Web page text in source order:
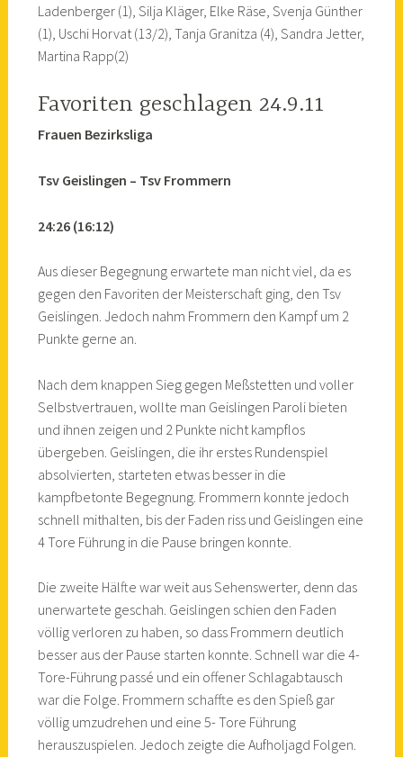
Ladenberger (1), Silja Kläger, Elke Räse, Svenja Günther
(1), Uschi Horvat (13/2), Tanja Granitza (4), Sandra Jetter,
Martina Rapp(2)
Favoriten geschlagen 24.9.11
Frauen Bezirksliga
Tsv Geislingen – Tsv Frommern
24:26 (16:12)
Aus dieser Begegnung erwartete man nicht viel, da es
gegen den Favoriten der Meisterschaft ging, den Tsv
Geislingen. Jedoch nahm Frommern den Kampf um 2
Punkte gerne an.
Nach dem knappen Sieg gegen Meßstetten und voller
Selbstvertrauen, wollte man Geislingen Paroli bieten
und ihnen zeigen und 2 Punkte nicht kampflos
übergeben. Geislingen, die ihr erstes Rundenspiel
absolvierten, starteten etwas besser in die
kampfbetonte Begegnung. Frommern konnte jedoch
schnell mithalten, bis der Faden riss und Geislingen eine
4 Tore Führung in die Pause bringen konnte.
Die zweite Hälfte war weit aus Sehenswerter, denn das
unerwartete geschah. Geislingen schien den Faden
völlig verloren zu haben, so dass Frommern deutlich
besser aus der Pause starten konnte. Schnell war die 4-
Tore-Führung passé und ein offener Schlagabtausch
war die Folge. Frommern schaffte es den Spieß gar
völlig umzudrehen und eine 5- Tore Führung
herauszuspielen. Jedoch zeigte die Aufholjagd Folgen.